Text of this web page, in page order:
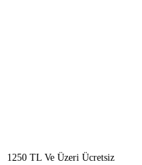
1250 TL Ve Üzeri Ücretsiz